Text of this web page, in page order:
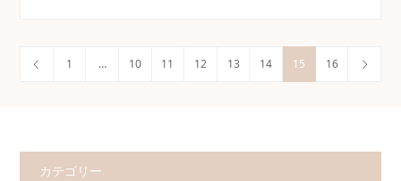
1 … 10 11 12 13 14 15 16
カテゴリー